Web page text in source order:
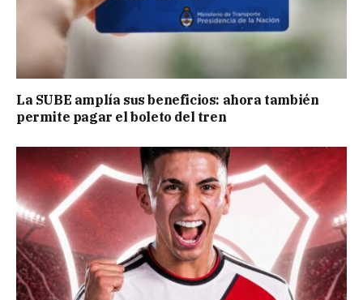
La SUBE amplía sus beneficios: ahora también
permite pagar el boleto del tren